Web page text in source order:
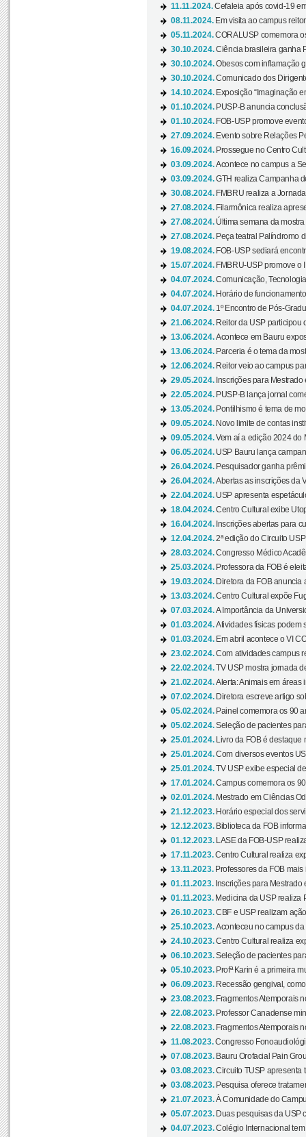
11.11.2024.Cefaleia após covid-19
08.11.2024. Em visita ao campus
05.11.2024.CORALUSP comemora
30.10.2024.Ciência brasileira ganha
30.10.2024.Obesos com inflamação
30.10.2024.Comunicado dos
14.10.2024. Exposição “Imaginação
01.10.2024. PUSP-B anuncia
01.10.2024. FOB-USP promove
27.09.2024. Evento sobre Relações
16.09.2024. Prossegue no Centro
03.09.2024.Acontece no campus a
03.09.2024.GTH realiza Campanha
30.08.2024. FMBRU realiza a
27.08.2024. Filarmônica realiza
27.08.2024. Última semana da
27.08.2024. Peça teatral Palíndromo
19.08.2024. FOB-USP sediará
15.07.2024. FMBRU-USP promove o
04.07.2024.Comunicação,
04.07.2024. Horário de
04.07.2024. 1º Encontro de Pós-
21.06.2024. Reitor da USP participou
13.06.2024.Acontece em Bauru
13.06.2024. Parceria é o tema da
12.06.2024. Reitor veio ao campus
29.05.2024. Inscrições para
22.05.2024. PUSP-B lança jornal
13.05.2024. Pontilhismo é tema de
09.05.2024. Novo limite de contas
09.05.2024.Vem aí a edição 2024 do
06.05.2024. USP Bauru lança
26.04.2024. Pesquisador ganha
26.04.2024.Abertas as inscrições da
22.04.2024. USP apresenta
18.04.2024.Centro Cultural exibe
16.04.2024. Inscrições abertas para
12.04.2024.2ª edição do Circuito
28.03.2024.Congresso Médico
25.03.2024. Professora da FOB é
19.03.2024. Diretora da FOB anuncia
13.03.2024.Centro Cultural expõe
07.03.2024.A Importância da
01.03.2024.Atividades físicas podem
01.03.2024. Em abril acontece o VI
23.02.2024.Com atividades campus
22.02.2024.TV USP mostra jornada
21.02.2024.Alerta: Animais em áreas
07.02.2024. Diretora escreve artigo
05.02.2024. Painel comemora os 90
05.02.2024.Seleção de pacientes
25.01.2024.
Livro da FOB é destaque
25.01.2024.Com diversos eventos
25.01.2024.TV USP exibe especial
17.01.2024.Campus comemora os
02.01.2024. Mestrado em Ciências
21.12.2023. Horário especial dos
12.12.2023. Biblioteca da FOB
01.12.2023.
LASE da FOB-USP
17.11.2023.Centro Cultural realiza
13.11.2023. Professores da FOB
01.11.2023. Inscrições para
01.11.2023. Medicina da USP realiza
26.10.2023.CBF e USP realizam
25.10.2023.Aconteceu no campus da
24.10.2023.Centro Cultural realiza
06.10.2023.Seleção de pacientes
05.10.2023. Profª Karin é a primeira
06.09.2023. Recessão gengival,
23.08.2023. Fragmentos Atemporais
22.08.2023. Professor Canadense
22.08.2023. Fragmentos Atemporais
11.08.2023.Congresso
07.08.2023. Bauru Orofacial Pain
03.08.2023.Circuito TUSP apresenta
03.08.2023. Pesquisa oferece
21.07.2023.À Comunidade do
05.07.2023. Duas pesquisas da USP
04.07.2023.Colégio Internacional